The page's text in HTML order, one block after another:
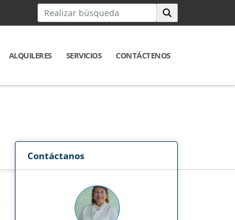
ALQUILERES SERVICIOS CONTÁCTENOS
Contáctanos